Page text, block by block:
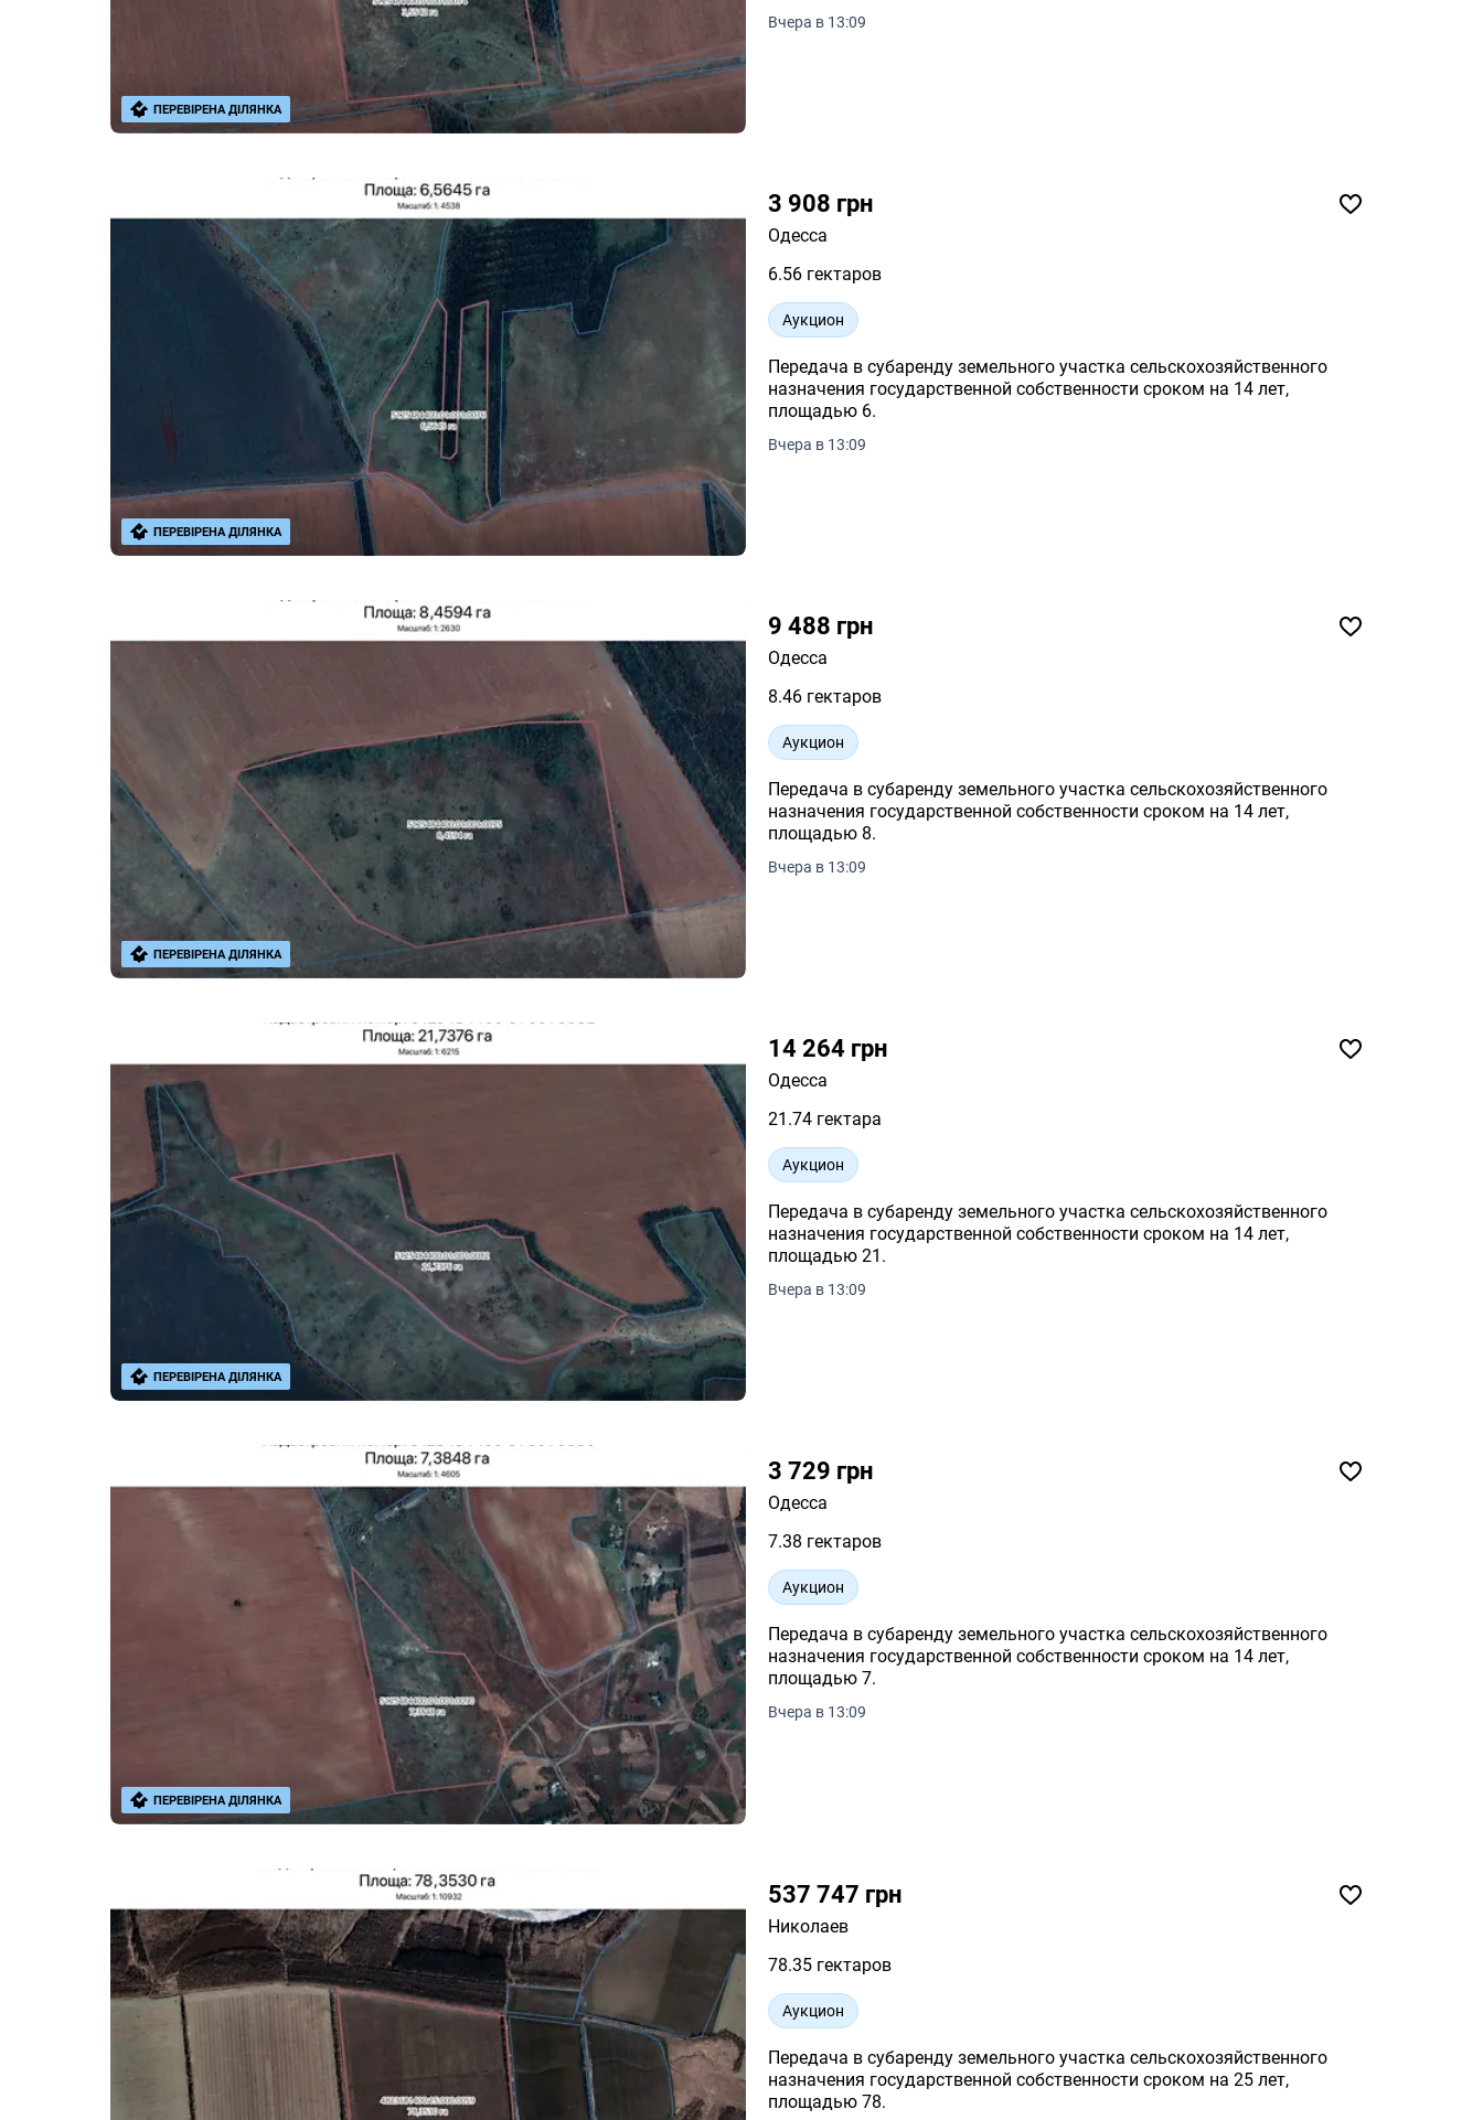
Вчера в 13:09
ПЕРЕВІРЕНА ДІЛЯНКА
3 908 грн
Одесса
6.56 гектаров
Аукцион
Передача в субаренду земельного участка сельскохозяйственного
назначения государственной собственности сроком на 14 лет,
площадью 6.
Вчера в 13:09
ПЕРЕВІРЕНА ДІЛЯНКА
9 488 грн
Одесса
8.46 гектаров
Аукцион
Передача в субаренду земельного участка сельскохозяйственного
назначения государственной собственности сроком на 14 лет,
площадью 8.
Вчера в 13:09
ПЕРЕВІРЕНА ДІЛЯНКА
14 264 грн
Одесса
21.74 гектара
Аукцион
Передача в субаренду земельного участка сельскохозяйственного
назначения государственной собственности сроком на 14 лет,
площадью 21.
Вчера в 13:09
ПЕРЕВІРЕНА ДІЛЯНКА
3 729 грн
Одесса
7.38 гектаров
Аукцион
Передача в субаренду земельного участка сельскохозяйственного
назначения государственной собственности сроком на 14 лет,
площадью 7.
Вчера в 13:09
ПЕРЕВІРЕНА ДІЛЯНКА
537 747 грн
Николаев
78.35 гектаров
Аукцион
Передача в субаренду земельного участка сельскохозяйственного
назначения государственной собственности сроком на 25 лет,
площадью 78.